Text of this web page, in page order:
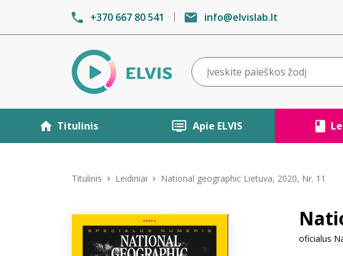
+370 667 80 541 info@elvislab.lt
Titulinis Apie ELVIS
Titulinis Leidiniai National geographic Lietuva, 2020, Nr. 11
oficialus